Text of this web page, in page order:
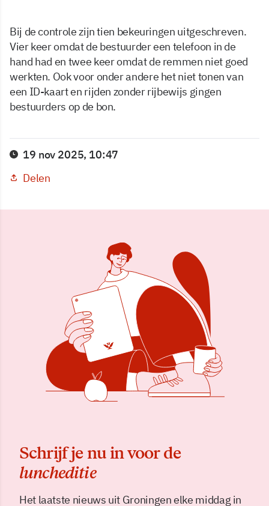
Bij de controle zijn tien bekeuringen uitgeschreven.
Vier keer omdat de bestuurder een telefoon in de
hand had en twee keer omdat de remmen niet goed
werkten. Ook voor onder andere het niet tonen van
een ID-kaart en rijden zonder rijbewijs gingen
bestuurders op de bon.
19 nov 2025, 10:47
Delen
Schrijf je nu in voor de
luncheditie
Het laatste nieuws uit Groningen elke middag in